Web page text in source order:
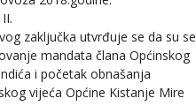
II.
zaključka utvrđuje se da su se
mandata člana Općinskog
i početak obnašanja
vijeća Općine Kistanje Mire